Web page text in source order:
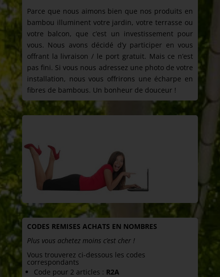
Parce que nous aimons bien que nos produits en
bambou illuminent votre jardin, votre terrasse ou
votre balcon, que c’est un investissement pour
vous. Nous avons décidé d’y participer en vous
offrant la livraison / le port gratuit. Mais ce n’est
pas fini. Si vous nous adressez une photo de votre
installation, nous vous offrirons une écharpe en
fibres de bambous. Un bonheur de douceur !
CODES REMISES ACHATS EN NOMBRES
Plus vous achetez moins c’est cher !
Vous trouverez ci-dessous les codes
correspondants
Code pour 2 articles : R2A